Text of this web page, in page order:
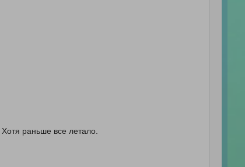
раньше все летало.